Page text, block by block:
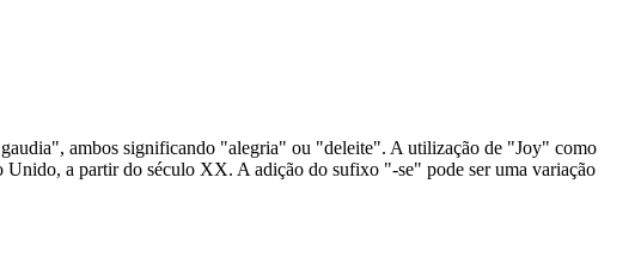
ambos significando "alegria" ou "deleite". A utilização de "Joy" como
Unido, a partir do século XX. A adição do sufixo "-se" pode ser uma variação